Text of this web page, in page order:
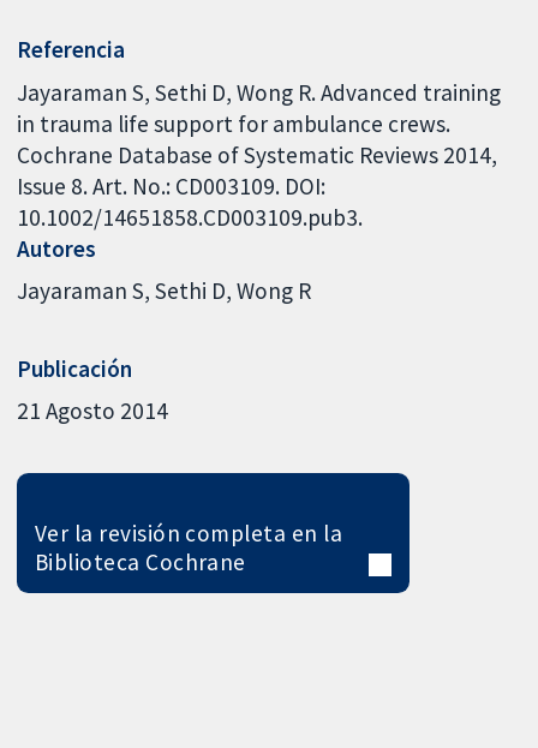
Referencia
Jayaraman S, Sethi D, Wong R. Advanced training
in trauma life support for ambulance crews.
Cochrane Database of Systematic Reviews 2014,
Issue 8. Art. No.: CD003109. DOI:
10.1002/14651858.CD003109.pub3.
Autores
Jayaraman S Sethi D Wong R
Publicación
21 Agosto 2014
Ver la revisión completa en la
Biblioteca Cochrane